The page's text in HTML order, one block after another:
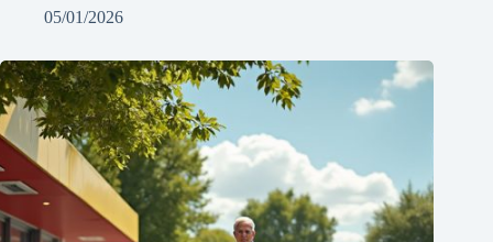
05/01/2026